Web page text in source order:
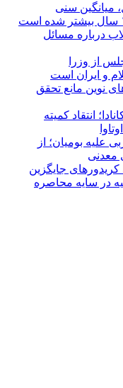
میانگین سنی
درباره مسائل
و ایران است
نوین مانع تحقق
انتقاد کمیته
بومیان؛ از
معدنی
کریدورهای جایگزین
در سایه محاصره